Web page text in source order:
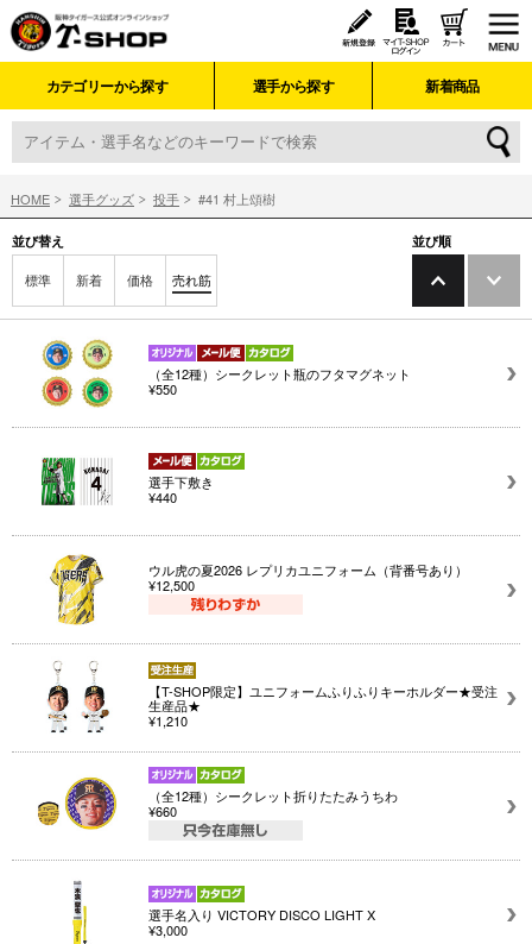
カテゴリーから探す 選手から探す 新着商品
HOME 選手グッズ 投手 #41 村上頌樹
並び替え
標準 新着 価格 売れ筋
並び順
（全12種）シークレット瓶のフタマグネット
¥550
選手下敷き
¥440
ウル虎の夏2026 レプリカユニフォーム（背番号あり）
¥12,500
【T-SHOP限定】ユニフォームふりふりキーホルダー★受注
生産品★
¥1,210
（全12種）シークレット折りたたみうちわ
¥660
選手名入り VICTORY DISCO LIGHT X
¥3,000